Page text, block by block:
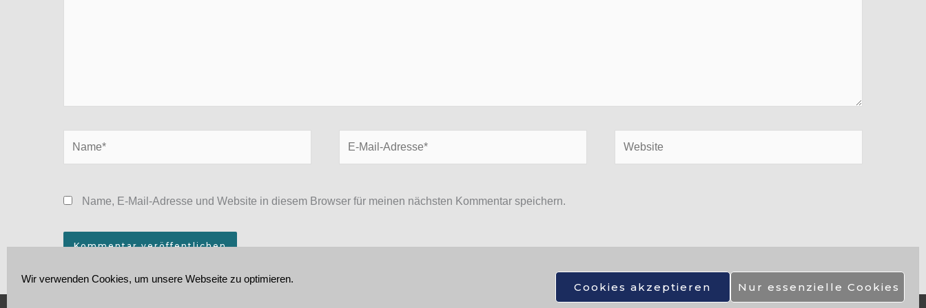
Wir verwenden Cookies, um unsere Webseite zu optimieren.
Cookies akzeptieren Nur essenzielle Cookies
Mail-
Name, E-Mail-Adresse und Website in diesem Browser für meinen nächsten Kommentar speichern.
© 2026 Fotos, Reisen und mehr.... |Alle Bilder und Beiträge auf diesen Seiten sind urheberrechtlich geschützt und dürfen ohne Einwilligung